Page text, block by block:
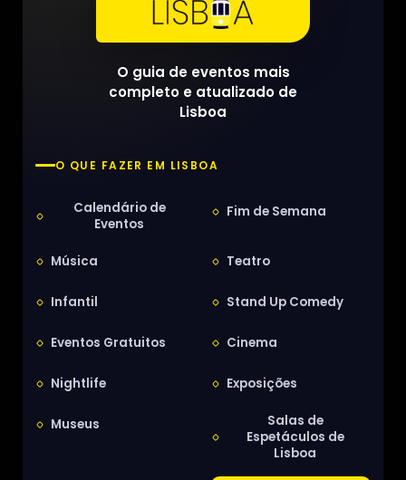
O guia de eventos mais
completo e atualizado de
Lisboa
O QUE FAZER EM LISBOA
Calendário de
Eventos
Fim de Semana
Música Teatro
Infantil Stand Up Comedy
Eventos Gratuitos Cinema
Nightlife Exposições
Museus
Salas de
Espetáculos de
Lisboa